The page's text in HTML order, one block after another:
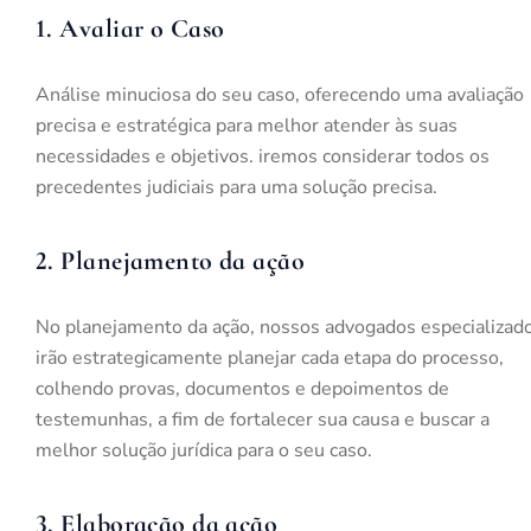
1. Avaliar o Caso
Análise minuciosa do seu caso, oferecendo uma avaliação
precisa e estratégica para melhor atender às suas
necessidades e objetivos. iremos considerar todos os
precedentes judiciais para uma solução precisa.
2. Planejamento da ação
No planejamento da ação, nossos advogados
irão estrategicamente planejar cada etapa do processo,
colhendo provas, documentos e depoimentos de
testemunhas, a fim de fortalecer sua causa e buscar a
melhor solução jurídica para o seu caso.
3. Elaboração da ação